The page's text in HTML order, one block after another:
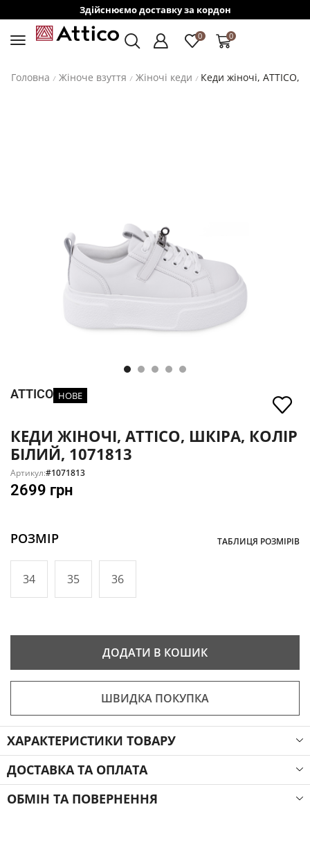
Здійснюємо доставку за кордон
0 0
Головна / Жіноче взуття / Жіночі кеди / Кеди жіночі, ATTICO,
ATTICO НОВЕ
КЕДИ ЖІНОЧІ, ATTICO, ШКІРА, КОЛІР
БІЛИЙ, 1071813
Артикул:#1071813
2699 грн
РОЗМІР ТАБЛИЦЯ РОЗМІРІВ
34 35 36
ДОДАТИ В КОШИК
ШВИДКА ПОКУПКА
ХАРАКТЕРИСТИКИ ТОВАРУ
ДОСТАВКА ТА ОПЛАТА
ОБМІН ТА ПОВЕРНЕННЯ